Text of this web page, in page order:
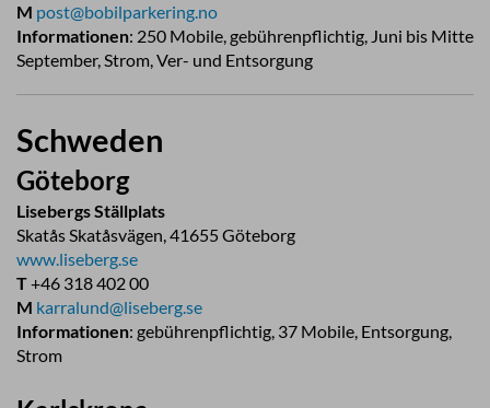
M post@bobilparkering.no
Informationen: 250 Mobile, gebührenpflichtig, Juni bis Mitte
September, Strom, Ver- und Entsorgung
Schweden
Göteborg
Lisebergs Ställplats
Skatås Skatåsvägen, 41655 Göteborg
www.liseberg.se
T+46 318 402 00
M karralund@liseberg.se
Informationen: gebührenpflichtig, 37 Mobile, Entsorgung,
Strom